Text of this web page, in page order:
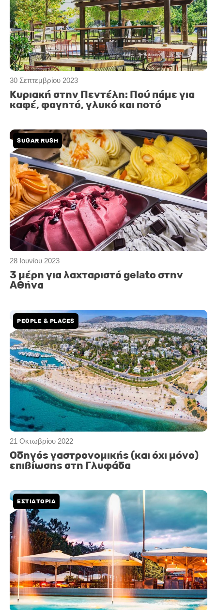
30 Σεπτεμβρίου 2023
Κυριακή στην Πεντέλη: Πού πάμε για
καφέ, φαγητό, γλυκό και ποτό
28 Ιουνίου 2023
SUGAR RUSH
3 μέρη για λαχταριστό gelato στην
Αθήνα
21 Οκτωβρίου 2022
PEOPLE & PLACES
Οδηγός γαστρονομικής (και όχι μόνο)
επιβίωσης στη Γλυφάδα
ΕΣΤΙΑΤΟΡΙΑ